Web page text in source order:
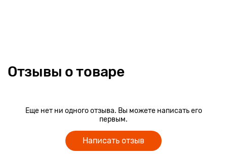
Отзывы о товаре
Еще нет ни одного отзыва. Вы можете написать его
первым.
Написать отзыв